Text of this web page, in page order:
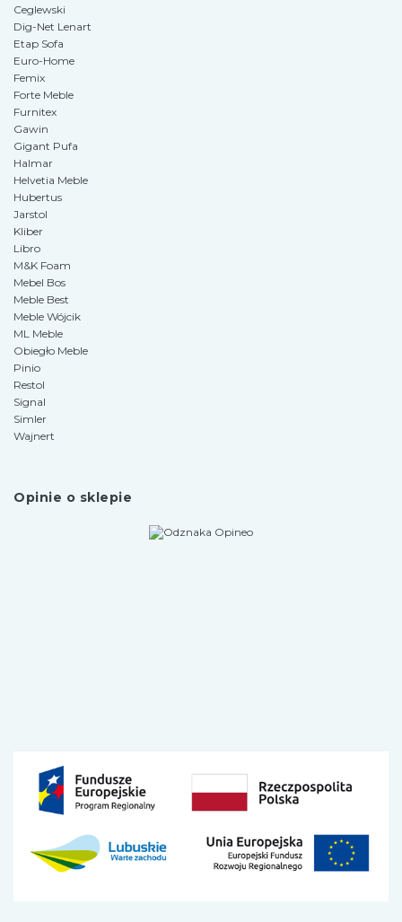
Ceglewski
Dig-Net Lenart
Etap Sofa
Euro-Home
Femix
Forte Meble
Furnitex
Gawin
Gigant Pufa
Halmar
Helvetia Meble
Hubertus
Jarstol
Kliber
Libro
M&K Foam
Mebel Bos
Meble Best
Meble Wójcik
ML Meble
Obiegło Meble
Pinio
Restol
Signal
Simler
Wajnert
Opinie o sklepie